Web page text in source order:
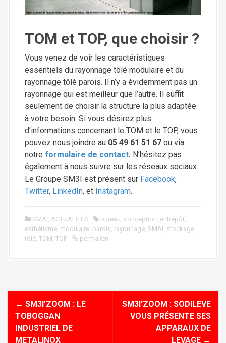
TOM et TOP, que choisir ?
Vous venez de voir les caractéristiques
essentiels du rayonnage tôlé modulaire et du
rayonnage tôlé parois. Il n’y a évidemment pas un
rayonnage qui est meilleur que l’autre. Il suffit
seulement de choisir la structure la plus adaptée
à votre besoin. Si vous désirez plus
d’informations concernant le TOM et le TOP, vous
pouvez nous joindre au 05 49 61 51 67 ou via
notre formulaire de contact. N’hésitez pas
également à nous suivre sur les réseaux sociaux.
Le Groupe SM3I est présent sur Facebook,
Twitter, LinkedIn, et Instagram.
SMAI ACTUALITÉS bureau conception entrepôt
esthétisme modulaire parois rayonnage SMAI stockage
tôlé TOM TOP permalien
N
a
v
← SM3I’ZOOM : LE
TOBOGGAN
INDUSTRIEL DE
METALINOX
SM3I’ZOOM : SODILEVE
VOUS PRÉSENTE SES
APPARAUX DE
LEVAGE →